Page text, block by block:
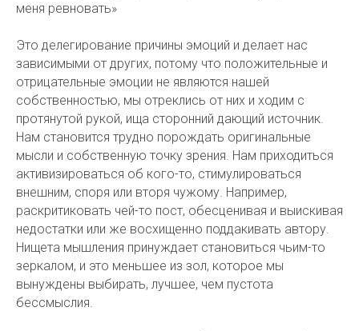
меня ревновать»
Это делегирование причины эмоций и делает нас
зависимыми от других, потому что положительные и
отрицательные эмоции не являются нашей
собственностью, мы отреклись от них и ходим с
протянутой рукой, ища сторонний дающий источник.
Нам становится трудно порождать оригинальные
мысли и собственную точку зрения. Нам приходиться
активизироваться об кого-то, стимулироваться
внешним, споря или вторя чужому. Например,
раскритиковать чей-то пост, обесценивая и выискивая
недостатки или же восхищенно поддакивать автору.
Нищета мышления принуждает становиться чьим-то
зеркалом, и это меньшее из зол, которое мы
вынуждены выбирать, лучшее, чем пустота
бессмыслия.